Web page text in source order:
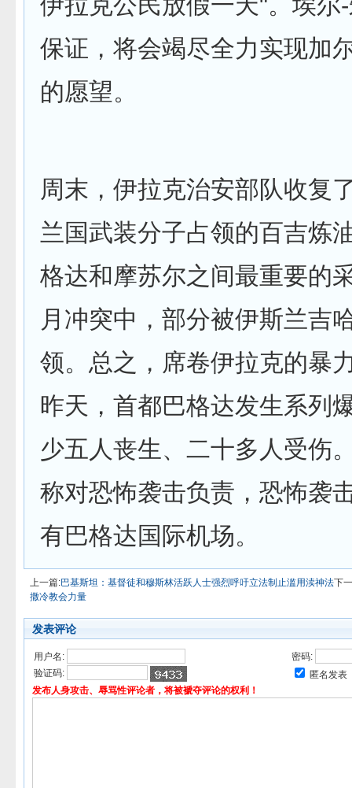
保证，将会竭尽全力实现加
的愿望。
周末，伊拉克治安部队收复
兰国武装分子占领的百吉炼
格达和摩苏尔之间最重要的
月冲突中，部分被伊斯兰吉
领。总之，席卷伊拉克的暴
昨天，首都巴格达发生系列
少五人丧生、二十多人受伤
称对恐怖袭击负责，恐怖袭
有巴格达国际机场。
上一篇:巴基斯坦：基督徒和穆斯林活跃人士强烈呼吁立法制止滥用渎神法下
撒冷教会力量
发表评论
用户名:
密码:
验证码:
匿名发表
发布人身攻击、辱骂性评论者，将被褫夺评论的权利！